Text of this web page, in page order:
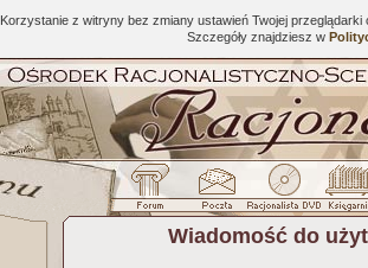
z witryny bez zmiany ustawień Twojej
Szczegóły znajdziesz w
Wiadomość do